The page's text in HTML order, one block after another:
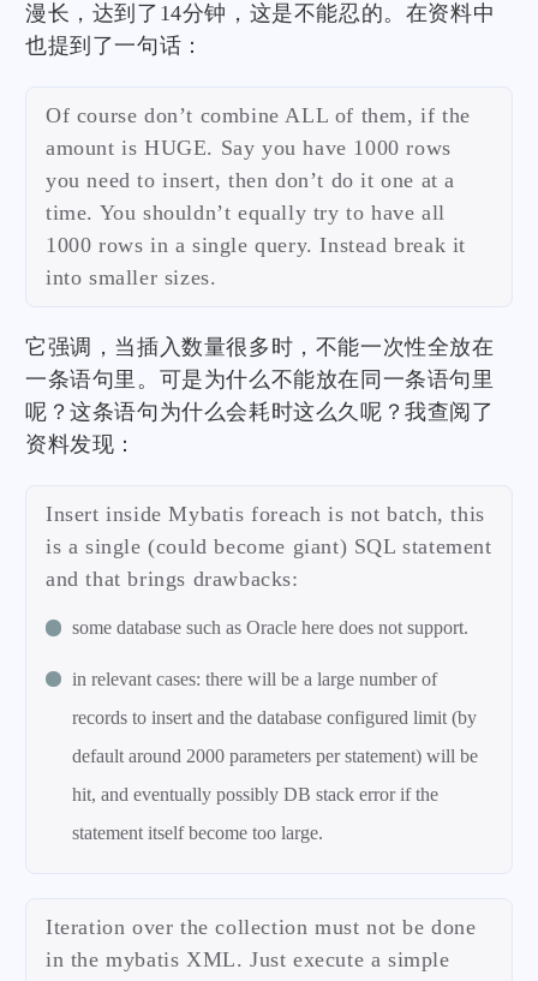
漫长，达到了14分钟，这是不能忍的。在资料中
也提到了一句话：
Of course don’t combine ALL of them, if the
amount is HUGE. Say you have 1000 rows
you need to insert, then don’t do it one at a
time. You shouldn’t equally try to have all
1000 rows in a single query. Instead break it
into smaller sizes.
它强调，当插入数量很多时，不能一次性全放在
一条语句里。可是为什么不能放在同一条语句里
呢？这条语句为什么会耗时这么久呢？我查阅了
资料发现：
Insert inside Mybatis foreach is not batch, this
is a single (could become giant) SQL statement
and that brings drawbacks:
some database such as Oracle here does not support.
in relevant cases: there will be a large number of
records to insert and the database configured limit (by
default around 2000 parameters per statement) will be
hit, and eventually possibly DB stack error if the
statement itself become too large.
Iteration over the collection must not be done
in the mybatis XML. Just execute a simple